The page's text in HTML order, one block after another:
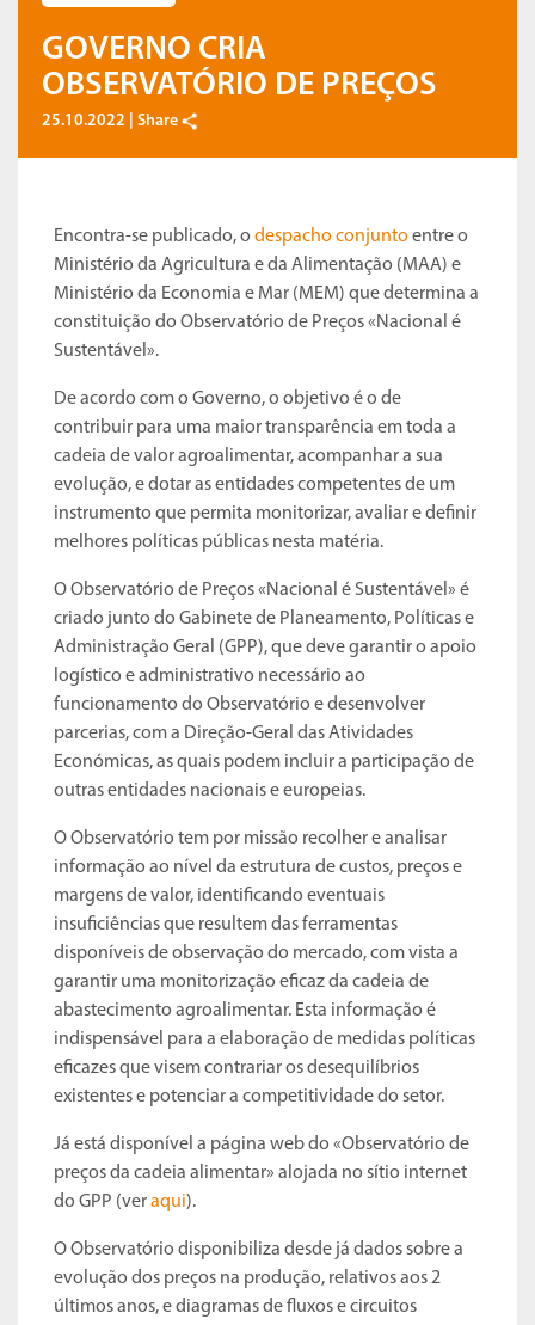
GOVERNO CRIA
OBSERVATÓRIO DE PREÇOS
25.10.2022 | Share
Encontra-se publicado, o despacho conjuntoentre o
Ministério da Agricultura e da Alimentação (MAA) e
Ministério da Economia e Mar (MEM) que determina a
constituição do Observatório de Preços «Nacional é
Sustentável».
De acordo com o Governo, o objetivo é o de
contribuir para uma maior transparência em toda a
cadeia de valor agroalimentar, acompanhar a sua
evolução, e dotar as entidades competentes de um
instrumento que permita monitorizar, avaliar e definir
melhores políticas públicas nesta matéria.
O Observatório de Preços «Nacional é Sustentável» é
criado junto do Gabinete de Planeamento, Políticas e
Administração Geral (GPP), que deve garantir o apoio
logístico e administrativo necessário ao
funcionamento do Observatório e desenvolver
parcerias, com a Direção-Geral das Atividades
Económicas, as quais podem incluir a participação de
outras entidades nacionais e europeias.
O Observatório tem por missão recolher e analisar
informação ao nível da estrutura de custos, preços e
margens de valor, identificando eventuais
insuficiências que resultem das ferramentas
disponíveis de observação do mercado, com vista a
garantir uma monitorização eficaz da cadeia de
abastecimento agroalimentar. Esta informação é
indispensável para a elaboração de medidas políticas
eficazes que visem contrariar os desequilíbrios
existentes e potenciar a competitividade do setor.
Já está disponível a página web do «Observatório de
preços da cadeia alimentar» alojada no sítio internet
do GPP (veraqui).
O Observatório disponibiliza desde já dados sobre a
evolução dos preços na produção, relativos aos 2
últimos anos, e diagramas de fluxos e circuitos